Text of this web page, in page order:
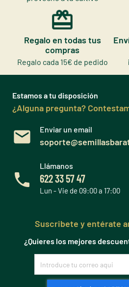
Regalo en todas tus
compras
Regalo cada 15€ de pedido
Estamos a tu disposición
¿Alguna pregunta?
Enviar un email
Llámanos
622 33 57 47
Lun - Vie de 09:00 a 17:00
Suscribete y entérate
¿Quieres los mejores